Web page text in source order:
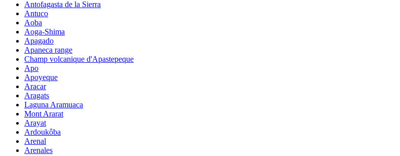
Antofagasta de la Sierra
Antuco
Aoba
Aoga-Shima
Apagado
Apaneca range
Champ volcanique d'Apastepeque
Apo
Apoyeque
Aracar
Aragats
Laguna Aramuaca
Mont Ararat
Arayat
Ardoukôba
Arenal
Arenales